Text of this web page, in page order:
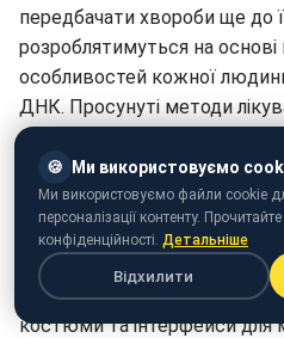
передбачати хвороби ще до
розроблятимуться на основі
особливостей кожної
ДНК. Просунуті методи
боротися з генетичними
Віртуальна
Інтернет стане ще більш
працюватимуть,
цифровому світі, званому
костюми та інтерфейси для
🍪 Ми використовуємо
Ми використовуємо файли cookie
персоналізації контенту.
конфіденційності. Детальніше
Відхилити